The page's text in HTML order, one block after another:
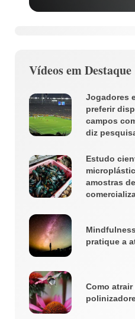
Vídeos em Destaque
Jogadores
preferir
campos
diz
Estudo
amostras
pratique a
Como